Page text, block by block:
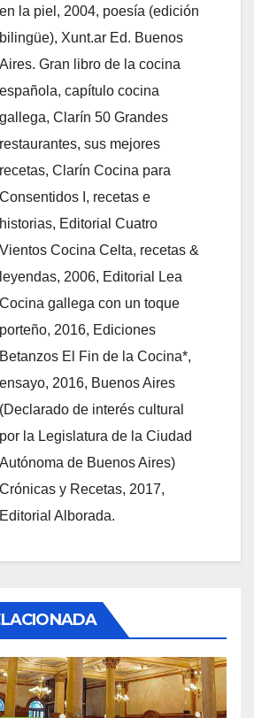
en la piel, 2004, poesía (edición
bilingüe), Xunt.ar Ed. Buenos
Aires. Gran libro de la cocina
española, capítulo cocina
gallega, Clarín 50 Grandes
restaurantes, sus mejores
recetas, Clarín Cocina para
Consentidos I, recetas e
historias, Editorial Cuatro
Vientos Cocina Celta, recetas &
leyendas, 2006, Editorial Lea
Cocina gallega con un toque
porteño, 2016, Ediciones
Betanzos El Fin de la Cocina*,
ensayo, 2016, Buenos Aires
(Declarado de interés cultural
por la Legislatura de la Ciudad
Autónoma de Buenos Aires)
Crónicas y Recetas, 2017,
Editorial Alborada.